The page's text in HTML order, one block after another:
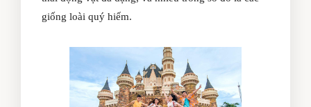
giống loài quý hiếm.